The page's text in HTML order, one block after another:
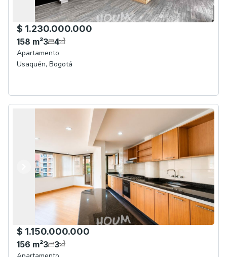
$ 1.230.000.000
158 m²3 4
Apartamento
Usaquén, Bogotá
Anterior
Siguiente
$ 1.150.000.000
156 m²3 3